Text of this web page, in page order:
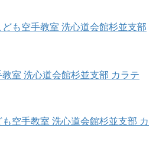
も空手教室 洗心道会館杉並支部
室 洗心道会館杉並支部 カラテ
空手教室 洗心道会館杉並支部 カ